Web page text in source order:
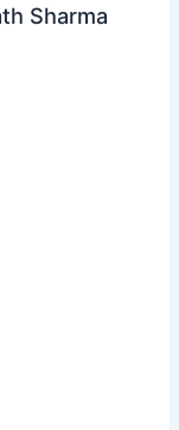
Sharma